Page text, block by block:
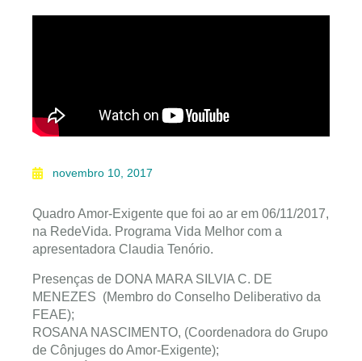
novembro 10, 2017
Quadro Amor-Exigente que foi ao ar em 06/11/2017,
na RedeVida. Programa Vida Melhor com a
apresentadora Claudia Tenório.
Presenças de DONA MARA SILVIA C. DE
MENEZES (Membro do Conselho Deliberativo da
FEAE);
ROSANA NASCIMENTO, (Coordenadora do Grupo
de Cônjuges do Amor-Exigente);